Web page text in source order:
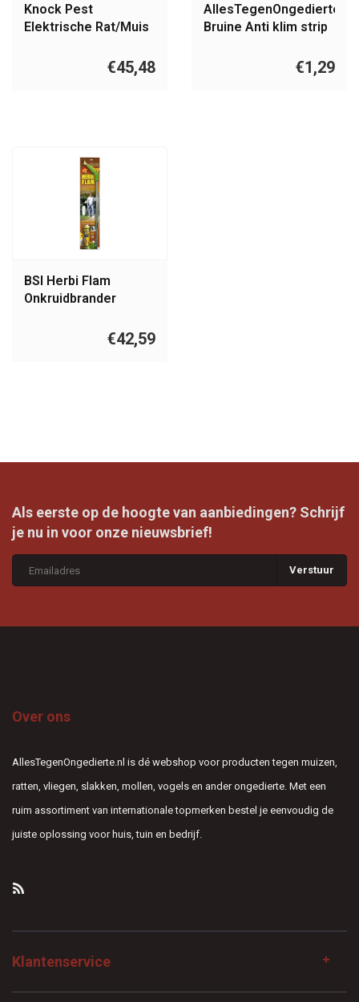
Knock Pest
Elektrische Rat/Muis
€45,48
AllesTegenOngedierte.nl
Bruine Anti klim strip
€1,29
BSI Herbi Flam
Onkruidbrander
€42,59
Als eerste op de hoogte van aanbiedingen? Schrijf
je nu in voor onze nieuwsbrief!
Verstuur
Over ons
AllesTegenOngedierte.nl is dé webshop voor producten tegen muizen,
ratten, vliegen, slakken, mollen, vogels en ander ongedierte. Met een
ruim assortiment van internationale topmerken bestel je eenvoudig de
juiste oplossing voor huis, tuin en bedrijf.
Klantenservice